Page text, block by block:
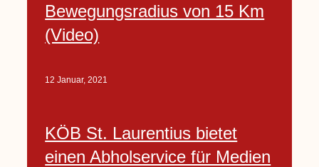
Bewegungsradius von 15 Km
(Video)
12 Januar, 2021
KÖB St. Laurentius bietet
einen Abholservice für Medien